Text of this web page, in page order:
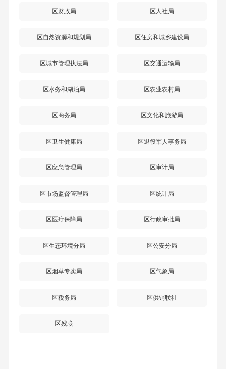
区财政局 区人社局
区自然资源和规划局 区住房和城乡建设局
区城市管理执法局 区交通运输局
区水务和湖泊局 区农业农村局
区商务局 区文化和旅游局
区卫生健康局 区退役军人事务局
区应急管理局 区审计局
区市场监督管理局 区统计局
区医疗保障局 区行政审批局
区生态环境分局 区公安分局
区烟草专卖局 区气象局
区税务局 区供销联社
区残联